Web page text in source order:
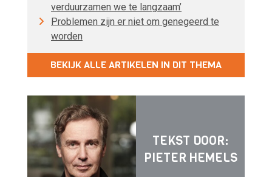
verduurzamen we te langzaam’
Problemen zijn er niet om genegeerd te
worden
BEKIJK ALLE ARTIKELEN IN DIT THEMA
TEKST DOOR:
PIETER HEMELS